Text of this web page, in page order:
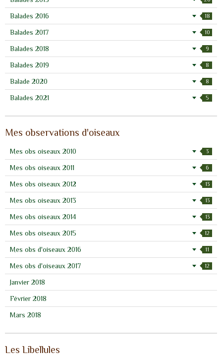
Balades 2016 18
Balades 2017 10
Balades 2018 9
Balades 2019 8
Balade 2020 8
Balades 2021 5
Mes observations d'oiseaux
Mes obs oiseaux 2010 3
Mes obs oiseaux 2011 6
Mes obs oiseaux 2012 13
Mes obs oiseaux 2013 13
Mes obs oiseaux 2014 13
Mes obs oiseaux 2015 12
Mes obs d'oiseaux 2016 11
Mes obs d'oiseaux 2017 12
Janvier 2018
Février 2018
Mars 2018
Les Libellules